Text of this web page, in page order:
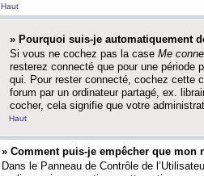
Haut
» Pourquoi suis-je automatiquement
Si vous ne cochez pas la case Me
resterez connecté que pour une période
qui. Pour rester connecté, cochez cette
forum par un ordinateur partagé, ex.
cocher, cela signifie que votre
Haut
» Comment puis-je empêcher que mon
Dans le Panneau de Contrôle de